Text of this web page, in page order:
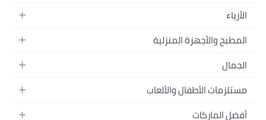
الجوالات
اللابتوبات
الأجهزة المنزلية
التلفزيونات
السماعات
الأزياء
أزياء نسائية
أزياء البنات
أزياء الأولاد
المطبخ والأجهزة المنزلية
الحمام
المطبخ والسفرة
أدوات وتحسين المنزل
الجمال
العطور
مستلزمات الأطفال والألعاب
الحفاضات
أفضل الماركات